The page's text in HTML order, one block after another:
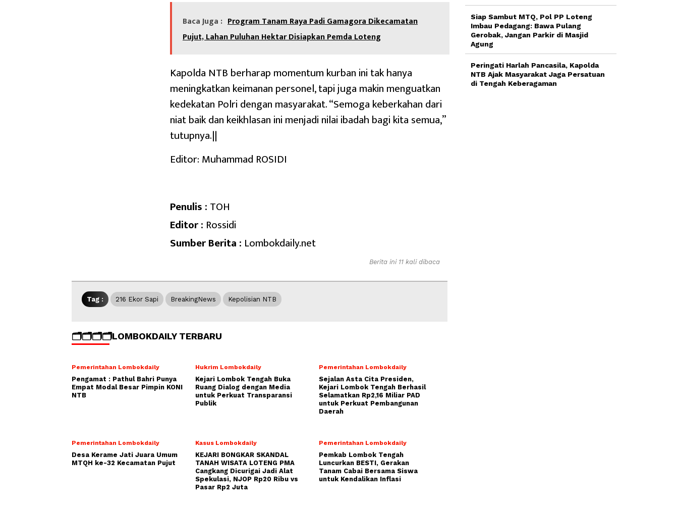
Baca Juga : Program Tanam Raya Padi Gamagora Dikecamatan
Pujut, Lahan Puluhan Hektar Disiapkan Pemda Loteng
Kapolda NTB berharap momentum kurban ini tak hanya
meningkatkan keimanan personel, tapi juga makin menguatkan
kedekatan Polri dengan masyarakat. “Semoga keberkahan dari
niat baik dan keikhlasan ini menjadi nilai ibadah bagi kita semua,”
tutupnya.||
Editor: Muhammad ROSIDI
Penulis : TOH
Editor : Rossidi
Sumber Berita : Lombokdaily.net
Berita ini 11 kali dibaca
Tag : 216 Ekor Sapi BreakingNews Kepolisian NTB
🗂️🗂️🗂️🗂️LOMBOKDAILY TERBARU
Pemerintahan Lombokdaily
Pengamat : Pathul Bahri Punya
Empat Modal Besar Pimpin KONI
NTB
Hukrim Lombokdaily
Kejari Lombok Tengah Buka
Ruang Dialog dengan Media
untuk Perkuat Transparansi
Publik
Pemerintahan Lombokdaily
Sejalan Asta Cita Presiden,
Kejari Lombok Tengah Berhasil
Selamatkan Rp2,16 Miliar PAD
untuk Perkuat Pembangunan
Daerah
Pemerintahan Lombokdaily
Desa Kerame Jati Juara Umum
MTQH ke-32 Kecamatan Pujut
Kasus Lombokdaily
KEJARI BONGKAR SKANDAL
TANAH WISATA LOTENG PMA
Cangkang Dicurigai Jadi Alat
Spekulasi, NJOP Rp20 Ribu vs
Pasar Rp2 Juta
Pemerintahan Lombokdaily
Pemkab Lombok Tengah
Luncurkan BESTI, Gerakan
Tanam Cabai Bersama Siswa
untuk Kendalikan Inflasi
Siap Sambut MTQ, Pol PP Loteng
Imbau Pedagang: Bawa Pulang
Gerobak, Jangan Parkir di Masjid
Agung
Peringati Harlah Pancasila, Kapolda
NTB Ajak Masyarakat Jaga Persatuan
di Tengah Keberagaman